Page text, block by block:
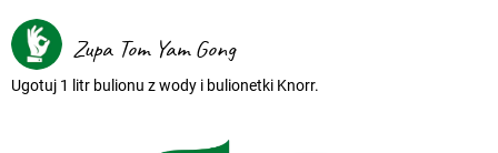
Zupa Tom Yam Gong
Ugotuj 1 litr bulionu z wody i bulionetki Knorr.